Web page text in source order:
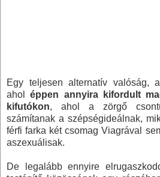
Egy teljesen alternatív valóság,
aholéppen annyira kifordult
kifutókon, ahol a zörgő
számítanak a szépségideálnak,
férfi farka két csomag Viagrával
aszexuálisak.
De legalább ennyire